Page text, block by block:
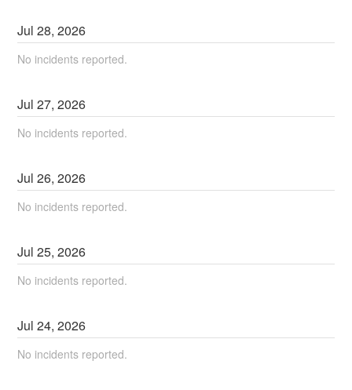
Jul28,2026
No incidents reported.
Jul27,2026
No incidents reported.
Jul26,2026
No incidents reported.
Jul25,2026
No incidents reported.
Jul24,2026
No incidents reported.